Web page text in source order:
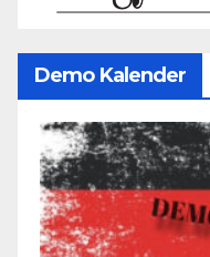
Demo Kalender